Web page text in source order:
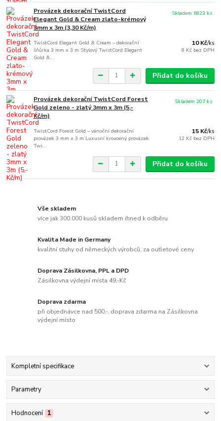
Provázek dekorační TwistCord
Elegant Gold & Cream zlato-krémový
3mm x 3m (3,30 Kč/m)
TwistCord Elegant Gold & Cream – dekorační
šňůrka 3 mm x 3 m Stylový TwistCord Elegant
Gold &...
10 Kč/ks
8 Kč bez DPH
Skladem 6823 ks
Přidat do košíku
Provázek dekorační TwistCord Forest
Gold zeleno - zlatý 3mm x 3m (5,-
Kč/m)
TwistCord Forest Gold – vánoční dekorační
provázek 3 mm x 3 m Luxusní kroucený provázek
Twi...
15 Kč/ks
12 Kč bez DPH
Skladem 207 ks
Přidat do košíku
Vše skladem
více jak 300.000 kusů skladem ihned k odběru
Kvalita Made in Germany
kvalitní stuhy od německých výrobců, za outletové ceny
Doprava Zásilkovna, PPL a DPD
Zásilkovna výdejní místa 49,-Kč
Doprava zdarma
při objednávce nad 500,-, doprava zdarma na Zásilkovna
výdejní místo
Kompletní specifikace
Parametry
Hodnocení 1